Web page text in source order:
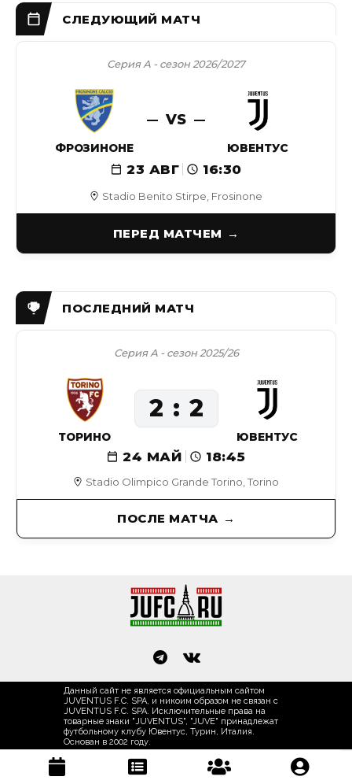
Stadio Benito Stirpe, Frosinone
Серия А - сезон 2026/2027
ФРОЗИНОНЕ
VS
ЮВЕНТУС
23 АВГ 16:30
ПЕРЕД МАТЧЕМ
Stadio Olimpico Grande Torino, Torino
Серия А - сезон 2025/26
24 МАЙ 18:45
ТОРИНО
2 2
ЮВЕНТУС
ПОСЛЕ МАТЧА
Данный сайт не является официальным сайтом
JUVENTUS F.C. SPA, и никоим образом не связан с
JUVENTUS F.C. SPA. Исключительные права на
товарные знаки "JUVENTUS", "JUVE" принадлежат
футбольному клубу Ювентус, Турин, Италия.
Основан в 2002 году.